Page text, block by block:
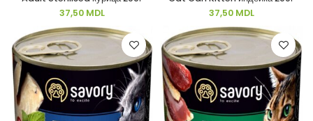
37,50 MDL
37,50 MDL